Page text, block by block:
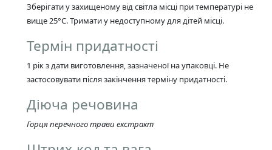
Зберігати у захищеному від світла місці при температурі не
вище 25°C. Тримати у недоступному для дітей місці.
Термін придатності
1 рік з дати виготовлення, зазначеної на упаковці. Не
застосовувати після закінчення терміну придатності.
Діюча речовина
Горця перечного трави екстракт